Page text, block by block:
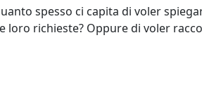
spesso ci capita di voler
richieste? Oppure di voler